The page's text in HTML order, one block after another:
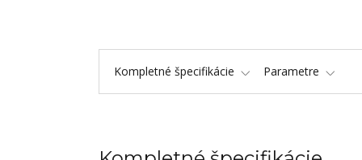
Kompletné špecifikácie Parametre